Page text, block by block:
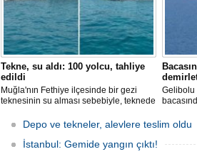
Tekne, su aldı: 100 yolcu, tahliye
edildi
Muğla'nın Fethiye ilçesinde bir gezi
teknesinin su alması sebebiyle, teknede
teknenin batmaması için bölgede
kurtarma çalışması başlatıldı.
Gelibolu
Depo ve tekneler, alevlere teslim oldu
İstanbul: Gemide yangın çıktı!